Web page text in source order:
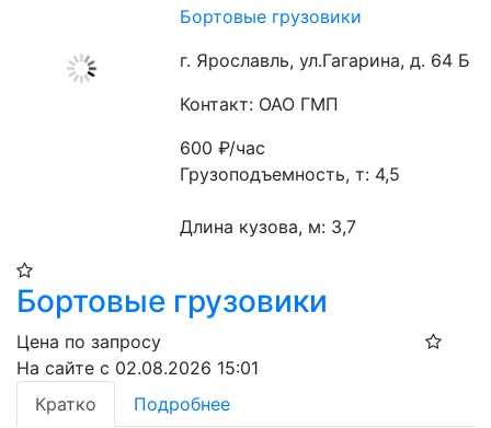
Бортовые грузовики
г. Ярославль, ул.Гагарина, д. 64 Б
Контакт: ОАО ГМП
600₽/час
Грузоподъемность, т: 4,5
Длина кузова, м: 3,7
Бортовые грузовики
Цена по запросу
На сайте с 02.08.2026 15:01
Кратко
Подробнее